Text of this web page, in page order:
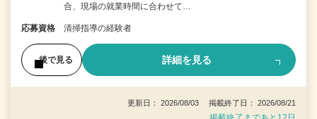
合、現場の就業時間に合わせて…
応募資格 清掃指導の経験者
後で見る 詳細を見る
更新日： 2026/08/03 掲載終了日： 2026/08/21